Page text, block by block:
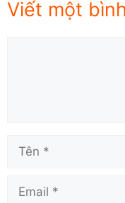
Viết một
Tên
Email